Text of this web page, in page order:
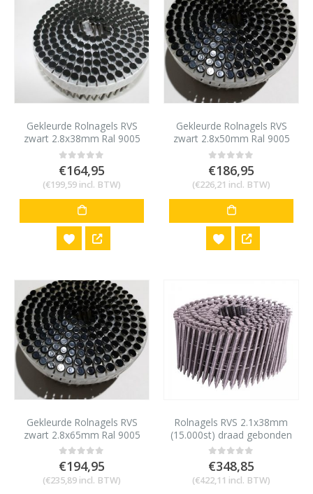
Gekleurde Rolnagels RVS
zwart 2.8x38mm Ral 9005
1200 stuks
0out of 5
€164,95
(€199,59 incl. BTW)
Gekleurde Rolnagels RVS
zwart 2.8x50mm Ral 9005
1200 stuks
0out of 5
€186,95
(€226,21 incl. BTW)
Gekleurde Rolnagels RVS
zwart 2.8x65mm Ral 9005
1200 stuks
0out of 5
€194,95
(€235,89 incl. BTW)
Rolnagels RVS 2.1x38mm
(15.000st) draad gebonden
bolkop vlakke rol
0out of 5
€348,85
(€422,11 incl. BTW)